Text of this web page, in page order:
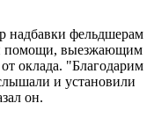
надбавки фельдшерам
помощи, выезжающим
оклада. "Благодарим
и установили
он.